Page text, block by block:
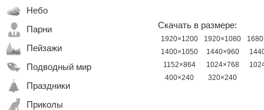
Небо
Парни
Пейзажи
Подводный мир
Праздники
Приколы
Скачать в размере:
1920×1200 1920×1080
1400×1050
1440×960
1152×864
1024×768
400×240
320×240